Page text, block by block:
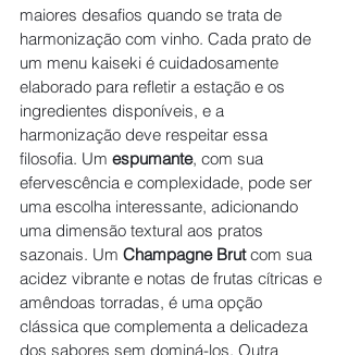
maiores desafios quando se trata de
harmonização com vinho. Cada prato de
um menu kaiseki é cuidadosamente
elaborado para refletir a estação e os
ingredientes disponíveis, e a
harmonização deve respeitar essa
filosofia. Um espumante, com sua
efervescência e complexidade, pode ser
uma escolha interessante, adicionando
uma dimensão textural aos pratos
sazonais. Um Champagne Brut com sua
acidez vibrante e notas de frutas cítricas e
amêndoas torradas, é uma opção
clássica que complementa a delicadeza
dos sabores sem dominá-los. Outra